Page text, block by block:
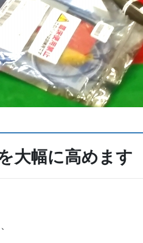
大幅に高めます